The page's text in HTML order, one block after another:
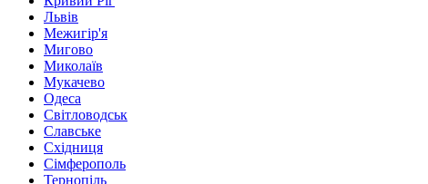
Львів
Межигір'я
Мигово
Миколаїв
Мукачево
Одеса
Світловодськ
Славське
Східниця
Сімферополь
Тернопіль